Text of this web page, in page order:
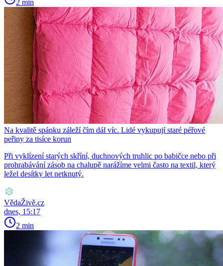
2 min
Na kvalitě spánku záleží čím dál víc. Lidé vykupují staré péřové
peřiny za tisíce korun
Při vyklízení starých skříní, duchnových truhlic po babičce nebo při
prohrabávání zásob na chalupě narážíme velmi často na textil, který
ležel desítky let netknutý.
VědaŽivě.cz
dnes, 15:17
2 min